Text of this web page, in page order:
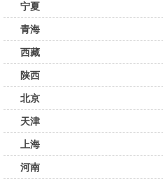
宁夏
青海
西藏
陕西
北京
天津
上海
河南